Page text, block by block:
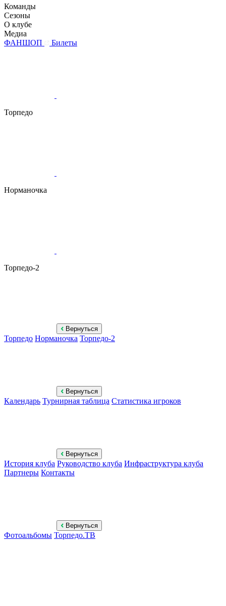
Команды
Сезоны
О клубе
Медиа
ФАНШОП
Билеты
Торпедо
Норманочка
Торпедо-2
Вернуться
Торпедо Норманочка Торпедо-2
Вернуться
Календарь Турнирная таблица Статистика игроков
Вернуться
История клуба Руководство клуба Инфраструктура клуба
Партнеры Контакты
Вернуться
Фотоальбомы Торпедо.ТВ